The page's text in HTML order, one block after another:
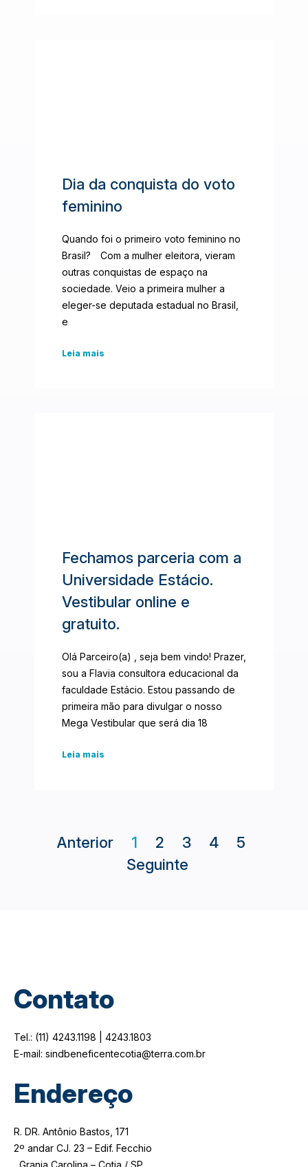
Dia da conquista do voto
feminino
Quando foi o primeiro voto feminino no
Brasil?⠀ Com a mulher eleitora, vieram
outras conquistas de espaço na
sociedade. Veio a primeira mulher a
eleger-se deputada estadual no Brasil,
e
Leia mais
Fechamos parceria com a
Universidade Estácio.
Vestibular online e
gratuito.
Olá Parceiro(a) , seja bem vindo! Prazer,
sou a Flavia consultora educacional da
faculdade Estácio. Estou passando de
primeira mão para divulgar o nosso
Mega Vestibular que será dia 18
Leia mais
Anterior 1 2 3 4
5
Seguinte
Contato
Tel.: (11) 4243.1198 | 4243.1803
E-mail: sindbeneficentecotia@terra.com.br
Endereço
R. DR. Antônio Bastos, 171
2º andar CJ. 23 – Edif. Fecchio